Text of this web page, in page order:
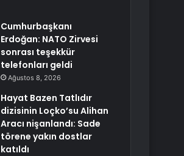
Cumhurbaşkanı
Erdoğan: NATO Zirvesi
sonrası teşekkür
telefonları geldi
Ağustos 8, 2026
Hayat Bazen Tatlıdır
dizisinin Loçko’su Alihan
Aracı nişanlandı: Sade
törene yakın dostlar
katıldı